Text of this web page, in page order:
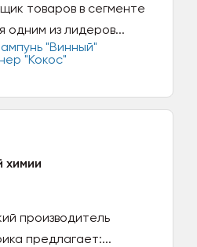
товаров в сегменте
одним из лидеров...
химии
производитель
предлагает:...